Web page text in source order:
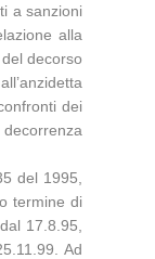
a sanzioni
alla
decorso
dei
del 1995,
termine di
17.8.95,
Ad